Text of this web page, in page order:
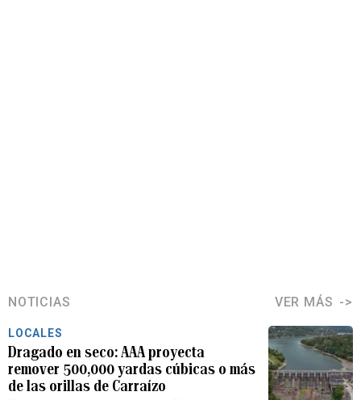
NOTICIAS VER MÁS
LOCALES
Dragado en seco: AAA proyecta
remover 500,000 yardas cúbicas o más
de las orillas de Carraízo